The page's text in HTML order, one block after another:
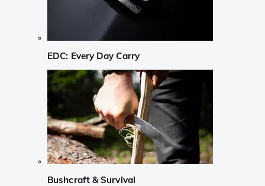
EDC: Every Day Carry
Bushcraft & Survival